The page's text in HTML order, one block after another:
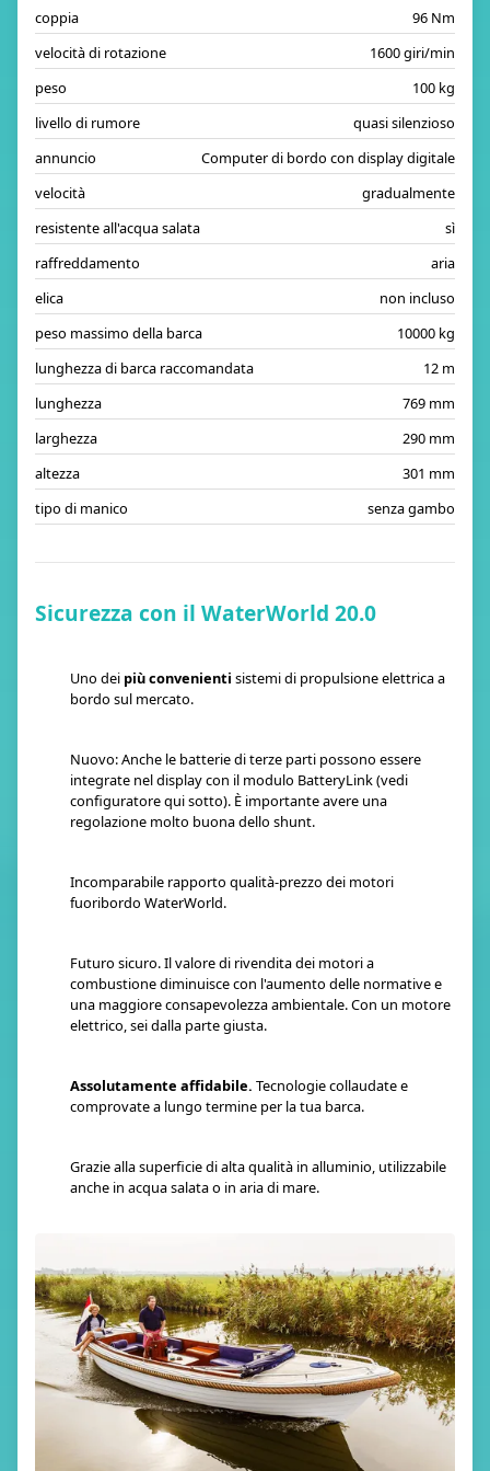
coppia
96 Nm
velocità di rotazione
1600 giri/min
peso
100 kg
livello di rumore
quasi silenzioso
annuncio
Computer di bordo con display digitale
velocità
gradualmente
resistente all'acqua salata
sì
raffreddamento
aria
elica
non incluso
peso massimo della barca
10000 kg
lunghezza di barca raccomandata
12 m
lunghezza
769 mm
larghezza
290 mm
altezza
301 mm
tipo di manico
senza gambo
Sicurezza con il WaterWorld 20.0
Uno dei più convenienti sistemi di propulsione elettrica a
bordo sul mercato.
Nuovo: Anche le batterie di terze parti possono essere
integrate nel display con il modulo BatteryLink (vedi
configuratore qui sotto). È importante avere una
regolazione molto buona dello shunt.
Incomparabile rapporto qualità-prezzo dei motori
fuoribordo WaterWorld.
Futuro sicuro. Il valore di rivendita dei motori a
combustione diminuisce con l'aumento delle normative e
una maggiore consapevolezza ambientale. Con un motore
elettrico, sei dalla parte giusta.
Assolutamente affidabile. Tecnologie collaudate e
comprovate a lungo termine per la tua barca.
Grazie alla superficie di alta qualità in alluminio, utilizzabile
anche in acqua salata o in aria di mare.